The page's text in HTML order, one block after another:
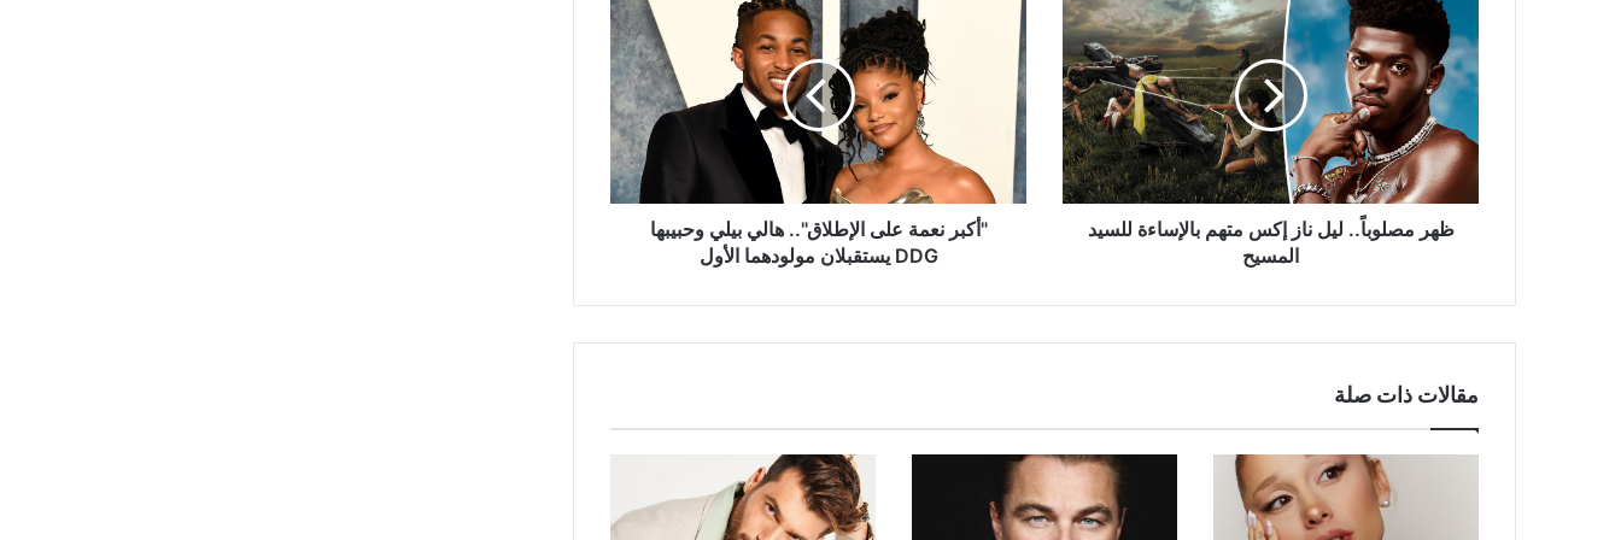
مصلوباً..
ليل
ناز
إكس
متهم
بالإساءة
للسيد
المسيح
ظهر مصلوباً.. ليل ناز إكس متهم بالإساءة للسيد
المسيح
نعمة
على
الإطلاق"..
هالي
بيلي
وحبيبها
DDG
يستقبلان
مولودهما"أكبر نعمة على الإطلاق".. هالي بيلي وحبيبها
DDG يستقبلان مولودهما الأول
مقالات ذات صلة